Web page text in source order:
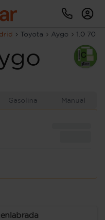
Toyota Aygo 1.0 70
Gasolina Manual